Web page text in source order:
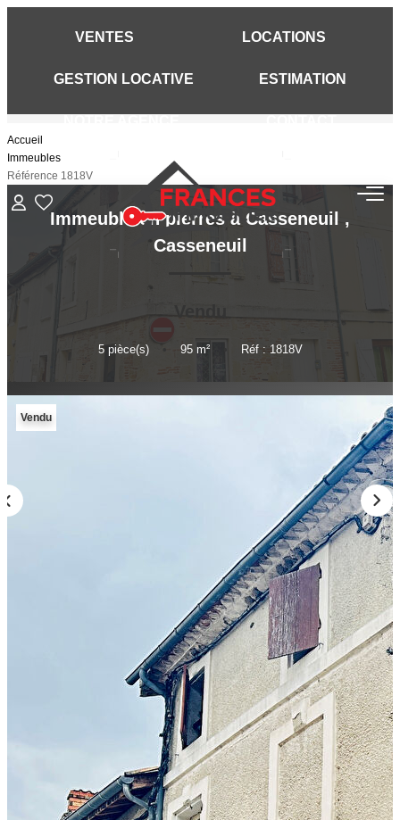
VENTES LOCATIONS
GESTION LOCATIVE ESTIMATION
LOCATIONS
GESTION LOCATIVE
NOTRE AGENCE
Accueil
Immeubles
Référence 1818V
Immeuble en pierres à Casseneuil ,
Casseneuil
5pièce(s) 95m² Réf : 1818V
Vendu
Immeuble de rapport, en pierres, très bien situé ,constitué de trois
lots sur 3 niveaux avec cave en sous sol .